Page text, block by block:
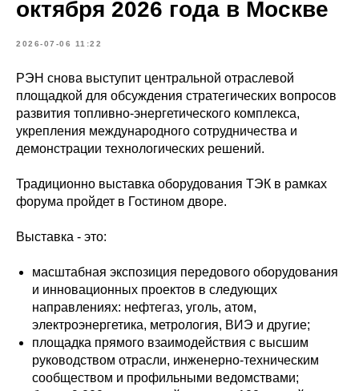
октября 2026 года в Москве
2026-07-06 11:22
РЭН снова выступит центральной отраслевой
площадкой для обсуждения стратегических вопросов
развития топливно-энергетического комплекса,
укрепления международного сотрудничества и
демонстрации технологических решений.
Традиционно выставка оборудования ТЭК в рамках
форума пройдет в Гостином дворе.
Выставка - это:
масштабная экспозиция передового оборудования
и инновационных проектов в следующих
направлениях: нефтегаз, уголь, атом,
электроэнергетика, метрология, ВИЭ и другие;
площадка прямого взаимодействия с высшим
руководством отрасли, инженерно-техническим
сообществом и профильными ведомствами;